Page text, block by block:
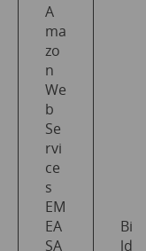
A
ma
zo
n
We
b
Se
rvi
ce
s
EM
EA
SA
Bi
ld